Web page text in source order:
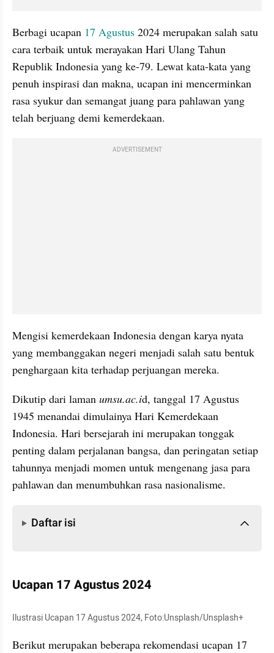
Berbagi ucapan 17 Agustus 2024 merupakan salah satu
cara terbaik untuk merayakan Hari Ulang Tahun
Republik Indonesia yang ke-79. Lewat kata-kata yang
penuh inspirasi dan makna, ucapan ini mencerminkan
rasa syukur dan semangat juang para pahlawan yang
telah berjuang demi kemerdekaan.
ADVERTISEMENT
Mengisi kemerdekaan Indonesia dengan karya nyata
yang membanggakan negeri menjadi salah satu bentuk
penghargaan kita terhadap perjuangan mereka.
Dikutip dari laman umsu.ac.id, tanggal 17 Agustus
1945 menandai dimulainya Hari Kemerdekaan
Indonesia. Hari bersejarah ini merupakan tonggak
penting dalam perjalanan bangsa, dan peringatan setiap
tahunnya menjadi momen untuk mengenang jasa para
pahlawan dan menumbuhkan rasa nasionalisme.
Daftar isi
Ucapan 17 Agustus 2024
Ilustrasi Ucapan 17 Agustus 2024, Foto:Unsplash/Unsplash+
Berikut merupakan beberapa rekomendasi ucapan 17